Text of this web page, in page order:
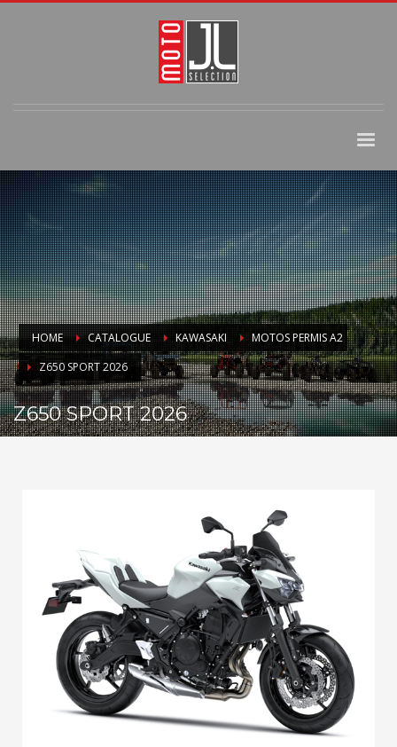
HOME CATALOGUE KAWASAKI
MOTOS PERMIS A2
Z650 SPORT 2026
Z650 SPORT 2026